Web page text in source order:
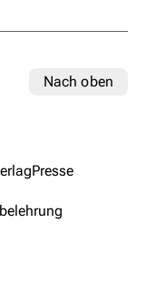
Nach oben
Presse